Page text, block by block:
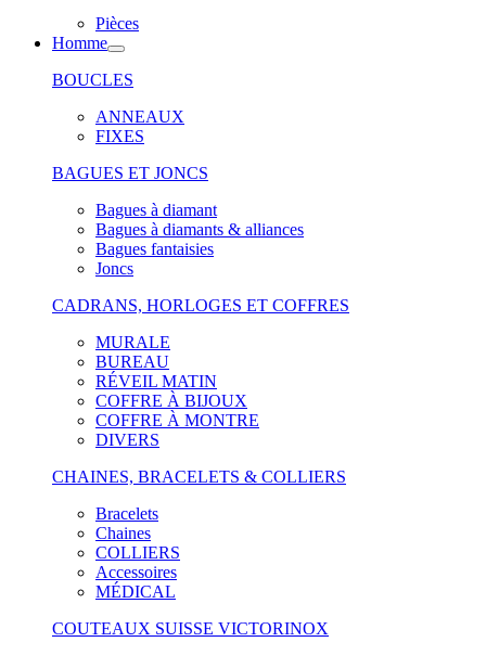
Pièces
Homme
BOUCLES
ANNEAUX
FIXES
BAGUES ET JONCS
Bagues à diamant
Bagues à diamants & alliances
Bagues fantaisies
Joncs
CADRANS, HORLOGES ET COFFRES
MURALE
BUREAU
RÉVEIL MATIN
COFFRE À BIJOUX
COFFRE À MONTRE
DIVERS
CHAINES, BRACELETS & COLLIERS
Bracelets
Chaines
COLLIERS
Accessoires
MÉDICAL
COUTEAUX SUISSE VICTORINOX